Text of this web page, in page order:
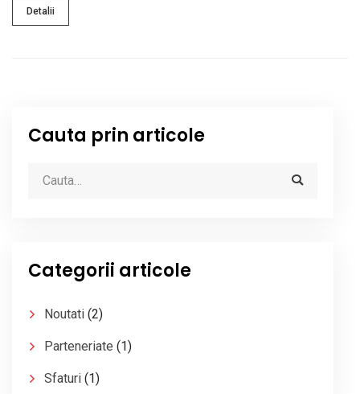
Detalii
Cauta prin articole
Categorii articole
Noutati (2)
Parteneriate (1)
Sfaturi (1)